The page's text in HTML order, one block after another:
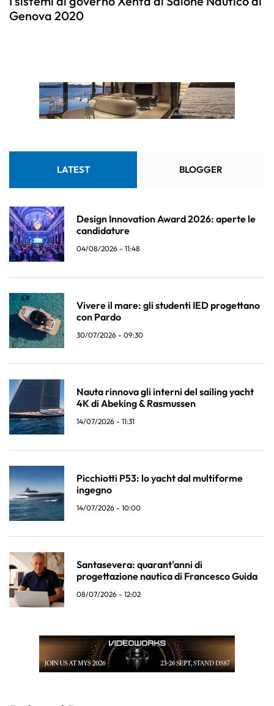
Genova 2020
LATEST BLOGGER
Design Innovation Award 2026: aperte le
candidature
04/08/2026 - 11:48
Vivere il mare: gli studenti IED progettano
con Pardo
30/07/2026 - 09:30
Nauta rinnova gli interni del sailing yacht
4K di Abeking & Rasmussen
14/07/2026 - 11:31
Picchiotti P53: lo yacht dal multiforme
ingegno
14/07/2026 - 10:00
Santasevera: quarant'anni di
progettazione nautica di Francesco Guida
08/07/2026 - 12:02